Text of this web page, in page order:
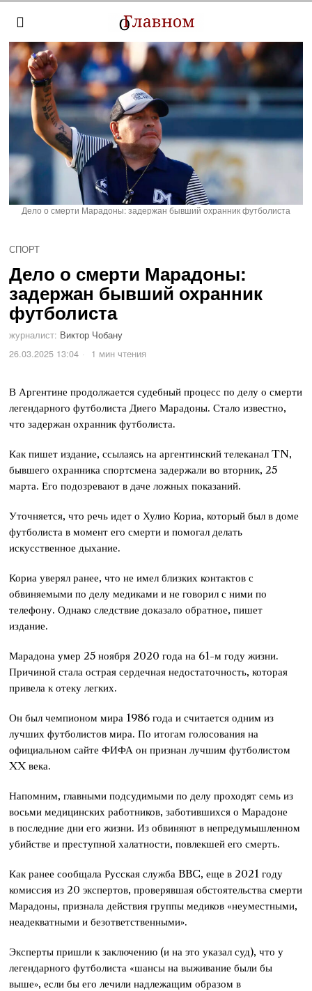
Дело о смерти Марадоны: задержан бывший охранник футболиста
СПОРТ
Дело о смерти Марадоны:
задержан бывший охранник
футболиста
журналист: Виктор Чобану
26.03.2025 13:04
1 мин чтения
В Аргентине продолжается судебный процесс по делу о смерти
легендарного футболиста Диего Марадоны. Стало известно,
что задержан охранник футболиста.
Как пишет издание, ссылаясь на аргентинский телеканал TN,
бывшего охранника спортсмена задержали во вторник, 25
марта. Его подозревают в даче ложных показаний.
Уточняется, что речь идет о Хулио Кориа, который был в доме
футболиста в момент его смерти и помогал делать
искусственное дыхание.
Кориа уверял ранее, что не имел близких контактов с
обвиняемыми по делу медиками и не говорил с ними по
телефону. Однако следствие доказало обратное, пишет
издание.
Марадона умер 25 ноября 2020 года на 61-м году жизни.
Причиной стала острая сердечная недостаточность, которая
привела к отеку легких.
Он был чемпионом мира 1986 года и считается одним из
лучших футболистов мира. По итогам голосования на
официальном сайте ФИФА он признан лучшим футболистом
XX века.
Напомним, главными подсудимыми по делу проходят семь из
восьми медицинских работников, заботившихся о Марадоне
в последние дни его жизни. Из обвиняют в непредумышленном
убийстве и преступной халатности, повлекшей его смерть.
Как ранее сообщала Русская служба BBC, еще в 2021 году
комиссия из 20 экспертов, проверявшая обстоятельства смерти
Марадоны, признала действия группы медиков «неуместными,
неадекватными и безответственными».
Эксперты пришли к заключению (и на это указал суд), что у
легендарного футболиста «шансы на выживание были бы
выше», если бы его лечили надлежащим образом в